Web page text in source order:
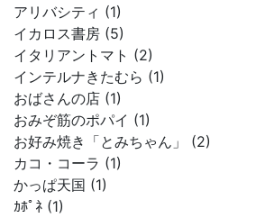
アリバシティ (1)
イカロス書房 (5)
イタリアントマト (2)
インテルナきたむら (1)
おばさんの店 (1)
おみぞ筋のポパイ (1)
お好み焼き「とみちゃん」 (2)
カコ・コーラ (1)
かっぱ天国 (1)
ｶﾎﾟﾈ (1)